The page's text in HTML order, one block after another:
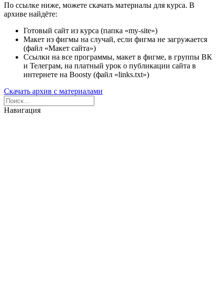
По ссылке ниже, можете скачать материалы для курса. В
архиве найдёте:
Готовый сайт из курса (папка «my-site»)
Макет из фигмы на случай, если фигма не загружается
(файл «Макет сайта»)
Ссылки на все программы, макет в фигме, в группы ВК
и Телеграм, на платный урок о публикации сайта в
интернете на Boosty (файл «links.txt»)
Скачать архив с материалами
Навигация